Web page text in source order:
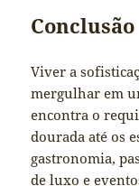
Conclusão
Viver a
mergulhar em
encontra o
dourada até os
gastronomia,
de luxo e